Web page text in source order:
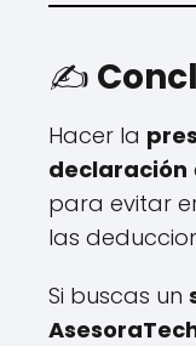
✍️
Hacer la
declaración
para evitar
las
Si buscas un